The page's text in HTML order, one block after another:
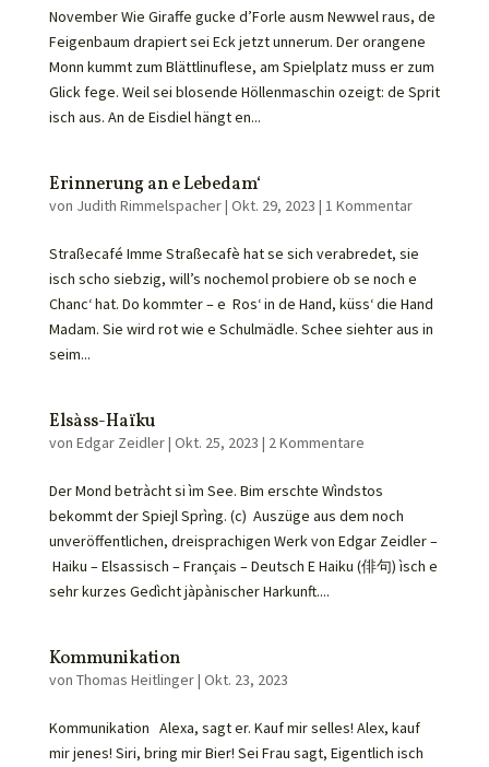
November Wie Giraffe gucke d’Forle ausm Newwel raus, de
Feigenbaum drapiert sei Eck jetzt unnerum. Der orangene
Monn kummt zum Blättlinuflese, am Spielplatz muss er zum
Glick fege. Weil sei blosende Höllenmaschin ozeigt: de Sprit
isch aus. An de Eisdiel hängt en...
Erinnerung an e Lebedam‘
von Judith Rimmelspacher| Okt. 29, 2023 | 1 Kommentar
Straßecafé Imme Straßecafè hat se sich verabredet, sie
isch scho siebzig, will’s nochemol probiere ob se noch e
Chanc‘ hat. Do kommter – e Ros‘ in de Hand, küss‘ die Hand
Madam. Sie wird rot wie e Schulmädle. Schee siehter aus in
seim...
Elsàss-Haïku
von Edgar Zeidler| Okt. 25, 2023 | 2 Kommentare
Der Mond betràcht si ìm See. Bim erschte Wìndstos
bekommt der Spiejl Sprìng. (c) Auszüge aus dem noch
unveröffentlichen, dreisprachigen Werk von Edgar Zeidler –
Haiku – Elsassisch – Français – Deutsch E Haiku (俳句) ìsch e
sehr kurzes Gedìcht jàpànischer Harkunft....
Kommunikation
von Thomas Heitlinger| Okt. 23, 2023
Kommunikation Alexa, sagt er. Kauf mir selles! Alex, kauf
mir jenes! Siri, bring mir Bier! Sei Frau sagt, Eigentlich isch